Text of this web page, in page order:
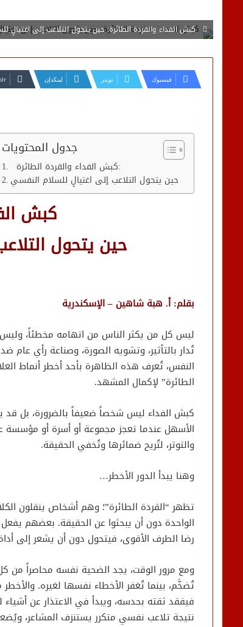
كبش الفداء والقردة الطائرة: حين يتحول التلاعب إلى اغتيالٍ
فيسبوك تويتر لينكدإن
جدول المحتويات
كبش الفداء والقردة الطائرة:
كبش
حين يتحول
بقلم: أ. هبة شاهين – الإسكندرية
​ليس كل من يكثر الناس من اتهامه مخطئاً،
تُدار بالتأثير، وتشويه الصورة، وصناعة رأي
النفس، تُعرف هذه الظاهرة بأحد أخطر أنماط
الطائرة” لإكمال المشهد.
​كبش الفداء ليس شخصاً ضعيفاً بالضرورة، بل قد
الأسهل عندما تعجز مجموعة أو أسرة أو
والتوتر، لتُريح ضمائرها وتُخفي الحقيقة.
​وهنا يبدأ الدور الأخطر…
​تظهر “القردة الطائرة”؛ وهم أشخاص ينقلون
الواحدة دون أن يبحثوا عن الحقيقة. بعضهم
رضا الطرف الأقوى، فيتحول دون أن يشعر إلى
​ومع مرور الوقت، يجد الضحية نفسه محاصراً من
تُضخَّم، بينما تُغفر الأخطاء نفسها لغيره.
فيفقد ثقته بحدسه، ويبدأ في الاعتذار عن
نتيجة تلاعب نفسي متكرر يستنزف المشاعر،